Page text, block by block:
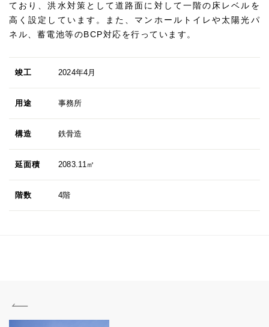
ており、洪水対策として道路面に対して一階の床レベルを
高く設定しています。また、マンホールトイレや太陽光パ
ネル、蓄電池等のBCP対応を行っています。
竣工 2024年4月
用途 事務所
構造 鉄骨造
延面積 2083.11㎡
階数 4階